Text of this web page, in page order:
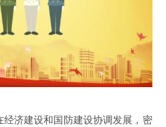
经济建设和国防建设协调发展，密